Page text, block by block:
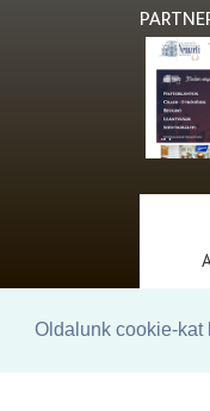
Oldalunk cookie-kat